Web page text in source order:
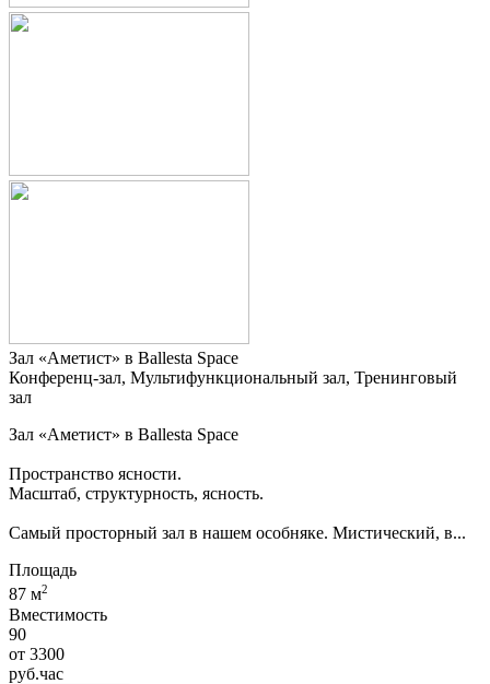
Зал «Аметист» в Ballesta Space
Конференц-зал, Мультифункциональный зал, Тренинговый
зал
Зал «Аметист» в Ballesta Space
Пространство ясности.
Масштаб, структурность, ясность.
Самый просторный зал в нашем особняке. Мистический, в...
Площадь
87 м2
Вместимость
90
от 3300
руб.час